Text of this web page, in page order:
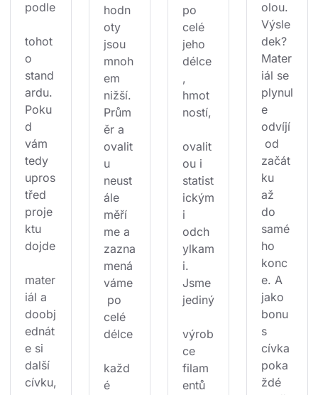
podle
tohot
o
stand
ardu.
Poku
d
vám
tedy
upros
třed
proje
ktu
dojde
mater
iál a
doobj
ednát
e si
další
cívku,
hodn
oty
jsou
mnoh
em
nižší.
Prům
ěr a
ovalit
u
neust
ále
měří
me a
zazna
mená
váme
po
celé
délce
každ
é
po
celé
jeho
délce
,
hmot
ností,
ovalit
ou i
statist
ickým
i
odch
ylkam
i.
Jsme
jediný
výrob
ce
filam
entů
olou.
Výsle
dek?
Mater
iál se
plynul
e
odvíjí
od
začát
ku
až
do
samé
ho
konc
e. A
jako
bonu
s
cívka
poka
ždé